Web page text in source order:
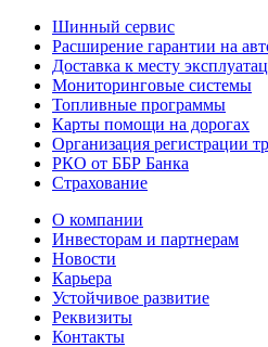
Шинный сервис
Расширение гарантии на
Доставка к месту
Мониторинговые системы
Топливные программы
Карты помощи на дорогах
Организация регистрации
РКО от ББР Банка
Страхование
О компании
Инвесторам и партнерам
Новости
Карьера
Устойчивое развитие
Реквизиты
Контакты